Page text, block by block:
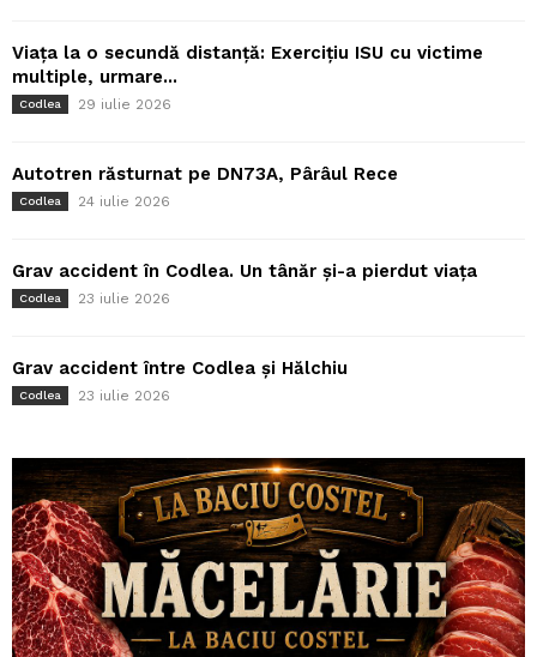
Viața la o secundă distanță: Exercițiu ISU cu victime
multiple, urmare...
Codlea 29 iulie 2026
Autotren răsturnat pe DN73A, Pârâul Rece
Codlea 24 iulie 2026
Grav accident în Codlea. Un tânăr și-a pierdut viața
Codlea 23 iulie 2026
Grav accident între Codlea și Hălchiu
Codlea 23 iulie 2026